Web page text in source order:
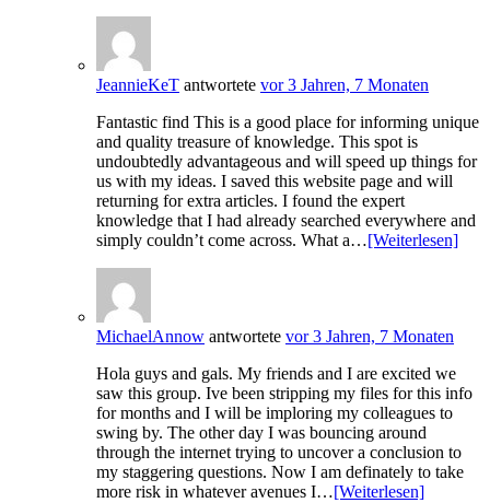
JeannieKeT antwortete vor 3 Jahren, 7 Monaten
Fantastic find This is a good place for informing unique
and quality treasure of knowledge. This spot is
undoubtedly advantageous and will speed up things for
us with my ideas. I saved this website page and will
returning for extra articles. I found the expert
knowledge that I had already searched everywhere and
simply couldn’t come across. What a…[Weiterlesen]
MichaelAnnow antwortete vor 3 Jahren, 7 Monaten
Hola guys and gals. My friends and I are excited we
saw this group. Ive been stripping my files for this info
for months and I will be imploring my colleagues to
swing by. The other day I was bouncing around
through the internet trying to uncover a conclusion to
my staggering questions. Now I am definately to take
more risk in whatever avenues I…[Weiterlesen]